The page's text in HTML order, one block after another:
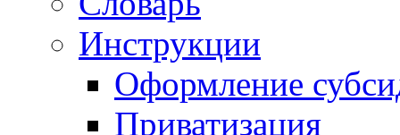
Инструкции
Оформление
Приватизация